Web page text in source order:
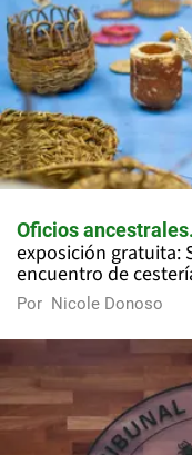
Oficios ancestrales
exposición gratuita:
encuentro de
Por Nicole Donoso